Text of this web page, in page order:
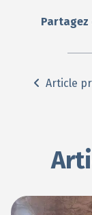
Article